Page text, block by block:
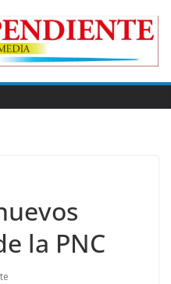
la PNC